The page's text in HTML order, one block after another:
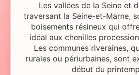
Les vallées de la Seine et
traversant la Seine-et-Marne,
boisements résineux qui
idéal aux chenilles
Les communes riveraines,
rurales ou périurbaines, sont
début du